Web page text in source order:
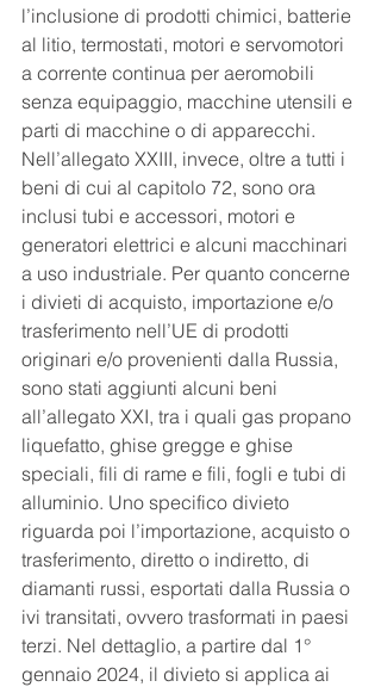
l’inclusione di prodotti chimici, batterie
al litio, termostati, motori e servomotori
a corrente continua per aeromobili
senza equipaggio, macchine utensili e
parti di macchine o di apparecchi.
Nell’allegato XXIII, invece, oltre a tutti i
beni di cui al capitolo 72, sono ora
inclusi tubi e accessori, motori e
generatori elettrici e alcuni macchinari
a uso industriale. Per quanto concerne
i divieti di acquisto, importazione e/o
trasferimento nell’UE di prodotti
originari e/o provenienti dalla Russia,
sono stati aggiunti alcuni beni
all’allegato XXI, tra i quali gas propano
liquefatto, ghise gregge e ghise
speciali, fili di rame e fili, fogli e tubi di
alluminio. Uno specifico divieto
riguarda poi l’importazione, acquisto o
trasferimento, diretto o indiretto, di
diamanti russi, esportati dalla Russia o
ivi transitati, ovvero trasformati in paesi
terzi. Nel dettaglio, a partire dal 1°
gennaio 2024, il divieto si applica ai